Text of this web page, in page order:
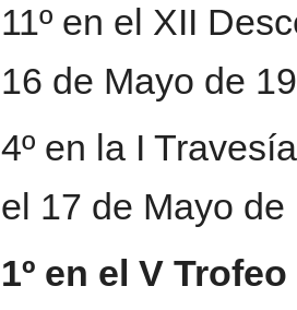
11º en el XII
16 de Mayo de
4º en la I
el 17 de Mayo
1º en el V